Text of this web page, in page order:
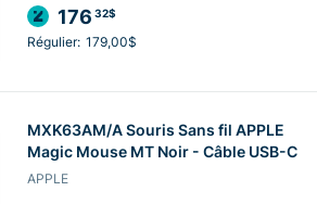
176 32$
Régulier: 179,00$
MXK63AM/A Souris Sans fil APPLE
Magic Mouse MT Noir - Câble USB-C
APPLE